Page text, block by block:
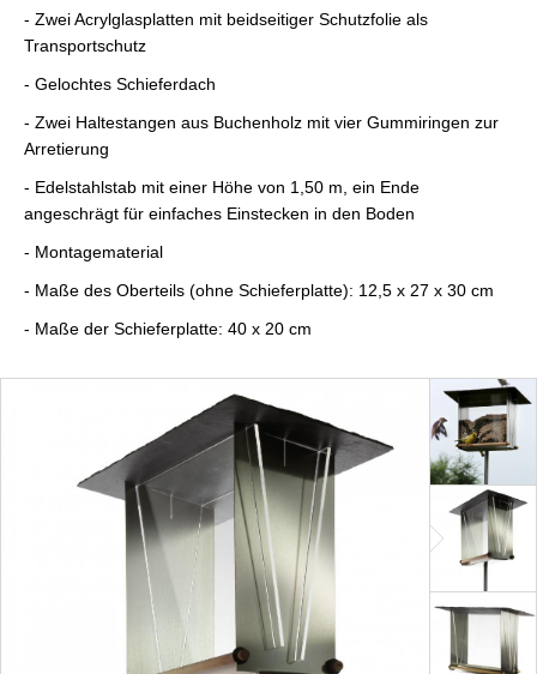
- Zwei Acrylglasplatten mit beidseitiger Schutzfolie als
Transportschutz
- Gelochtes Schieferdach
- Zwei Haltestangen aus Buchenholz mit vier Gummiringen zur
Arretierung
- Edelstahlstab mit einer Höhe von 1,50 m, ein Ende
angeschrägt für einfaches Einstecken in den Boden
- Montagematerial
- Maße des Oberteils (ohne Schieferplatte): 12,5 x 27 x 30 cm
- Maße der Schieferplatte: 40 x 20 cm